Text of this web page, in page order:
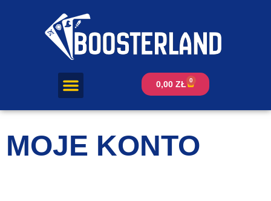
0,00 ZŁ 0
MOJE KONTO